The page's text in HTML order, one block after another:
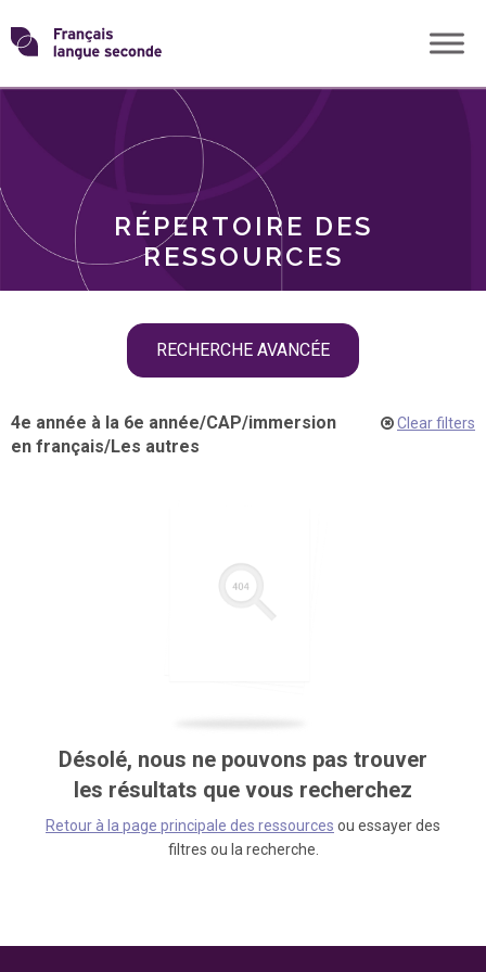
Skip
toTransformons
langue
RÉPERTOIRE DES
RESSOURCES
RECHERCHE AVANCÉE
THÈMES
4e année à la 6e année/CAP/immersion
en français/Les autres
Clear filters
Désolé, nous ne pouvons pas trouver
les résultats que vous recherchez
Retour à la page principale des ressources ou essayer des
filtres ou la recherche.